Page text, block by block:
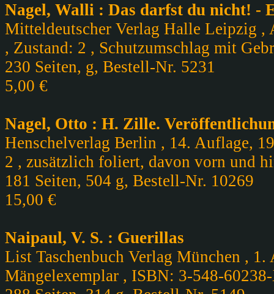
Nagel, Walli : Das darfst du nicht! -
Mitteldeutscher Verlag Halle Leipzig ,
, Zustand: 2 , Schutzumschlag mit
230 Seiten, g, Bestell-Nr. 5231
5,00 €
Nagel, Otto : H. Zille.
Henschelverlag Berlin , 14. Auflage,
2 , zusätzlich foliert, davon vorn und
181 Seiten, 504 g, Bestell-Nr. 10269
15,00 €
Naipaul, V. S. : Guerillas
List Taschenbuch Verlag München ,
Mängelexemplar , ISBN: 3-548-